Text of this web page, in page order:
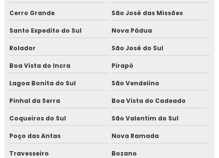
Cerro Grande São José das Missões
Santo Expedito do Sul Nova Pádua
Rolador São José do Sul
Boa Vista do Incra Pirapó
Lagoa Bonita do Sul São Vendelino
Pinhal da Serra Boa Vista do Cadeado
Coqueiros do Sul São Valentim do Sul
Poço das Antas Nova Ramada
Travesseiro Bozano